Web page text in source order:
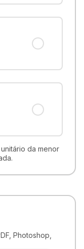
da menor
Photoshop,